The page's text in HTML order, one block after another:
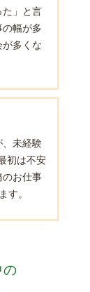
た」と言
幅が多
多くな
、未経験
初は不安
のお仕事
す。
の